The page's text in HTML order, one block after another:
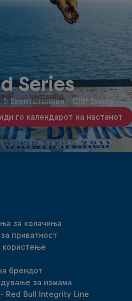
Series
го календарот на настанот
5 Евентстопови · Cliff Diving